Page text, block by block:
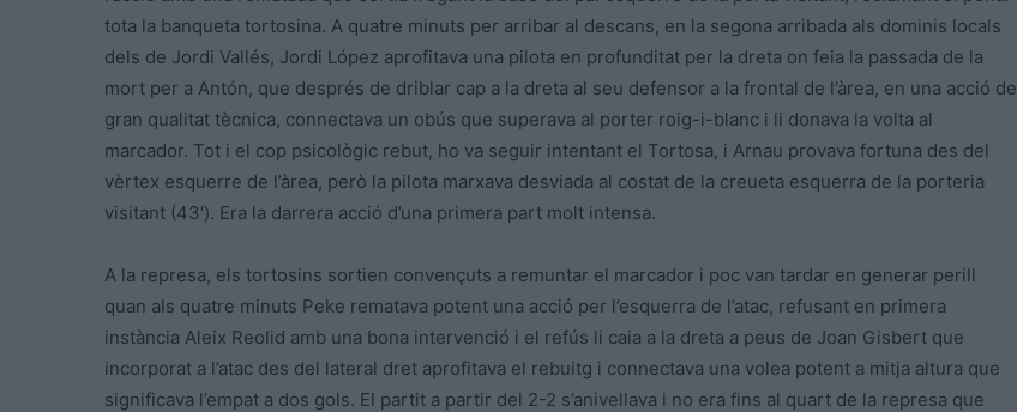
tota la banqueta tortosina. A quatre minuts per arribar al descans, en la segona arribada als dominis locals
dels de Jordi Vallés, Jordi López aprofitava una pilota en profunditat per la dreta on feia la passada de la
mort per a Antón, que després de driblar cap a la dreta al seu defensor a la frontal de l’àrea, en una acció de
gran qualitat tècnica, connectava un obús que superava al porter roig-i-blanc i li donava la volta al
marcador. Tot i el cop psicològic rebut, ho va seguir intentant el Tortosa, i Arnau provava fortuna des del
vèrtex esquerre de l’àrea, però la pilota marxava desviada al costat de la creueta esquerra de la porteria
visitant (43′). Era la darrera acció d’una primera part molt intensa.
A la represa, els tortosins sortien convençuts a remuntar el marcador i poc van tardar en generar perill
quan als quatre minuts Peke rematava potent una acció per l’esquerra de l’atac, refusant en primera
instància Aleix Reolid amb una bona intervenció i el refús li caia a la dreta a peus de Joan Gisbert que
incorporat a l’atac des del lateral dret aprofitava el rebuitg i connectava una volea potent a mitja altura que
significava l’empat a dos gols. El partit a partir del 2-2 s’anivellava i no era fins al quart de la represa que